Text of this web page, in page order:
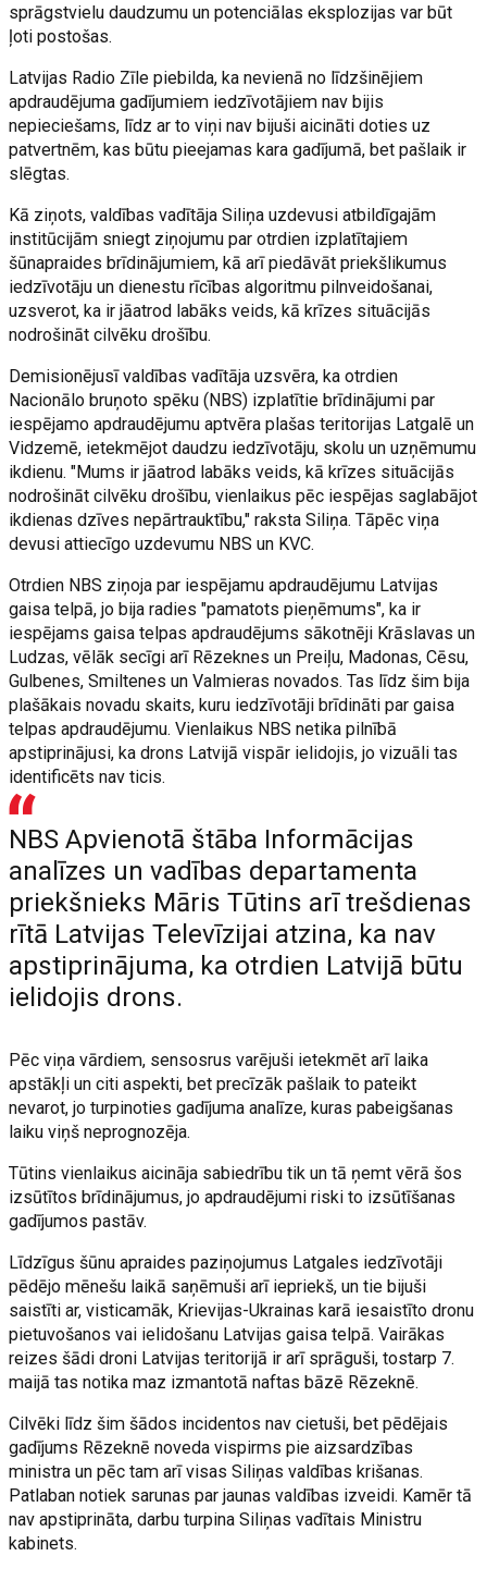
sprāgstvielu daudzumu un potenciālas eksplozijas var būt
ļoti postošas.
Latvijas Radio Zīle piebilda, ka nevienā no līdzšinējiem
apdraudējuma gadījumiem iedzīvotājiem nav bijis
nepieciešams, līdz ar to viņi nav bijuši aicināti doties uz
patvertnēm, kas būtu pieejamas kara gadījumā, bet pašlaik ir
slēgtas.
Kā ziņots, valdības vadītāja Siliņa uzdevusi atbildīgajām
institūcijām sniegt ziņojumu par otrdien izplatītajiem
šūnapraides brīdinājumiem, kā arī piedāvāt priekšlikumus
iedzīvotāju un dienestu rīcības algoritmu pilnveidošanai,
uzsverot, ka ir jāatrod labāks veids, kā krīzes situācijās
nodrošināt cilvēku drošību.
Demisionējusī valdības vadītāja uzsvēra, ka otrdien
Nacionālo bruņoto spēku (NBS) izplatītie brīdinājumi par
iespējamo apdraudējumu aptvēra plašas teritorijas Latgalē un
Vidzemē, ietekmējot daudzu iedzīvotāju, skolu un uzņēmumu
ikdienu. "Mums ir jāatrod labāks veids, kā krīzes situācijās
nodrošināt cilvēku drošību, vienlaikus pēc iespējas saglabājot
ikdienas dzīves nepārtrauktību," raksta Siliņa. Tāpēc viņa
devusi attiecīgo uzdevumu NBS un KVC.
Otrdien NBS ziņoja par iespējamu apdraudējumu Latvijas
gaisa telpā, jo bija radies "pamatots pieņēmums", ka ir
iespējams gaisa telpas apdraudējums sākotnēji Krāslavas un
Ludzas, vēlāk secīgi arī Rēzeknes un Preiļu, Madonas, Cēsu,
Gulbenes, Smiltenes un Valmieras novados. Tas līdz šim bija
plašākais novadu skaits, kuru iedzīvotāji brīdināti par gaisa
telpas apdraudējumu. Vienlaikus NBS netika pilnībā
apstiprinājusi, ka drons Latvijā vispār ielidojis, jo vizuāli tas
identificēts nav ticis.
NBS Apvienotā štāba Informācijas
analīzes un vadības departamenta
priekšnieks Māris Tūtins arī trešdienas
rītā Latvijas Televīzijai atzina, ka nav
apstiprinājuma, ka otrdien Latvijā būtu
ielidojis drons.
Pēc viņa vārdiem, sensosrus varējuši ietekmēt arī laika
apstākļi un citi aspekti, bet precīzāk pašlaik to pateikt
nevarot, jo turpinoties gadījuma analīze, kuras pabeigšanas
laiku viņš neprognozēja.
Tūtins vienlaikus aicināja sabiedrību tik un tā ņemt vērā šos
izsūtītos brīdinājumus, jo apdraudējumi riski to izsūtīšanas
gadījumos pastāv.
Līdzīgus šūnu apraides paziņojumus Latgales iedzīvotāji
pēdējo mēnešu laikā saņēmuši arī iepriekš, un tie bijuši
saistīti ar, visticamāk, Krievijas-Ukrainas karā iesaistīto dronu
pietuvošanos vai ielidošanu Latvijas gaisa telpā. Vairākas
reizes šādi droni Latvijas teritorijā ir arī sprāguši, tostarp 7.
maijā tas notika maz izmantotā naftas bāzē Rēzeknē.
Cilvēki līdz šim šādos incidentos nav cietuši, bet pēdējais
gadījums Rēzeknē noveda vispirms pie aizsardzības
ministra un pēc tam arī visas Siliņas valdības krišanas.
Patlaban notiek sarunas par jaunas valdības izveidi. Kamēr tā
nav apstiprināta, darbu turpina Siliņas vadītais Ministru
kabinets.